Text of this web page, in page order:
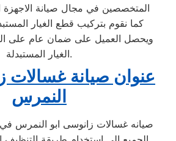
المتخصصين في مجال صيانة الاجهزة
كما نقوم بتركيب قطع الغيار
ويحصل العميل على ضمان عام على
الغيار المستبدلة.
عنوان صيانة غسالات
النمرس
صيانه غسالات زانوسى ابو النمرس